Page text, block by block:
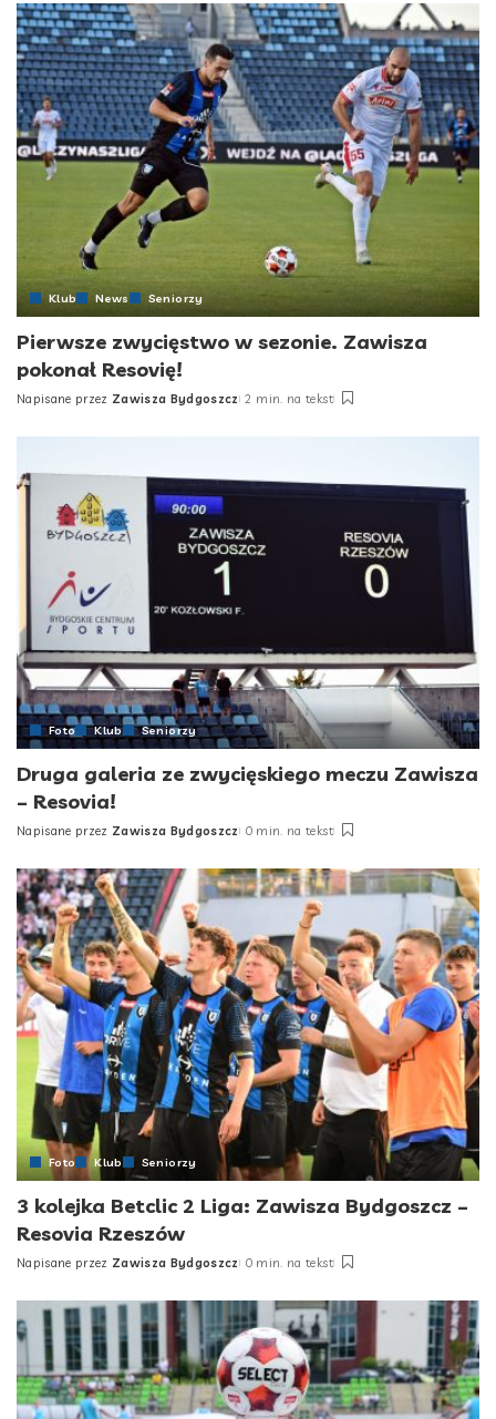
Klub News Seniorzy
Pierwsze zwycięstwo w sezonie. Zawisza
pokonał Resovię!
Posted
Napisane przez Zawisza Bydgoszcz 2 min. na tekst
Foto Klub Seniorzy
Druga galeria ze zwycięskiego meczu Zawisza
– Resovia!
Posted
Napisane przez Zawisza Bydgoszcz 0 min. na tekst
Foto Klub Seniorzy
3 kolejka Betclic 2 Liga: Zawisza Bydgoszcz –
Resovia Rzeszów
Posted
Napisane przez Zawisza Bydgoszcz 0 min. na tekst